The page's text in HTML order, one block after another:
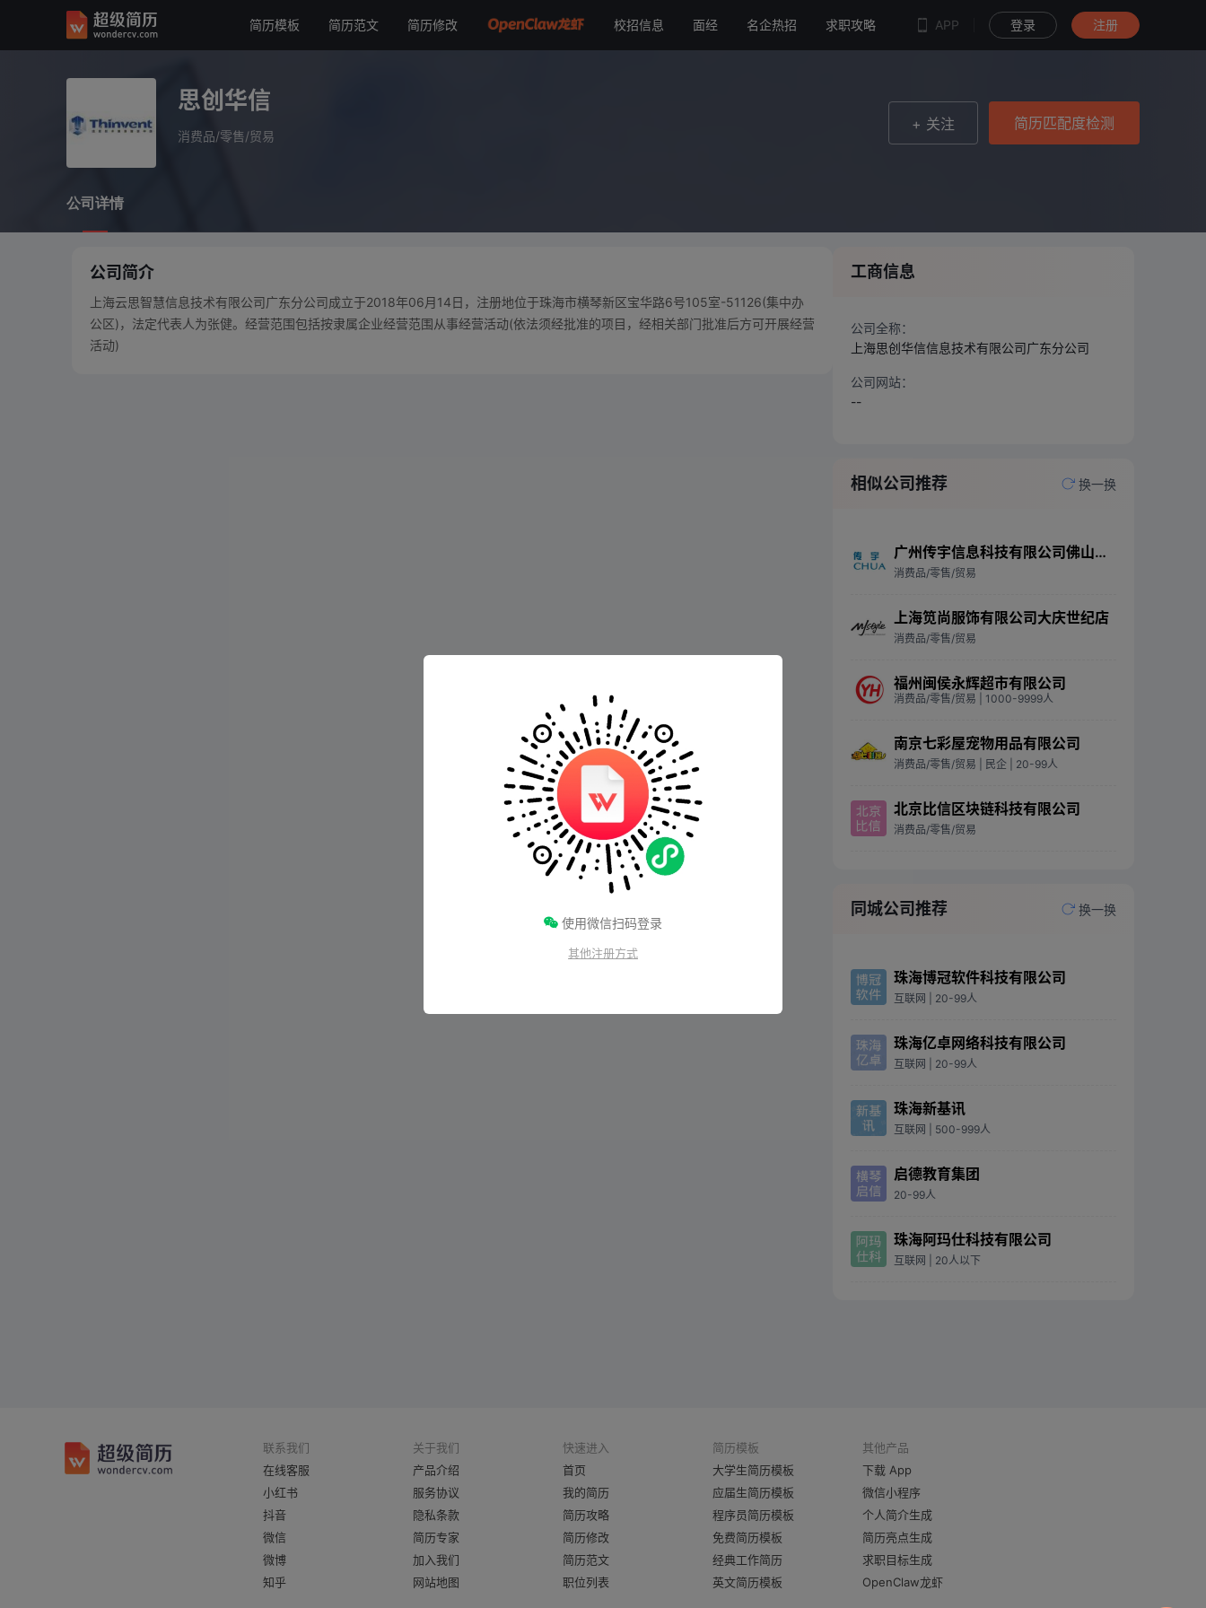
简历模板 简历范文 简历修改 校招信息 面经 名企热招 求职攻略 APP 登录 注册
思创华信
思创华信
消费品/零售/贸易
+ 关注 简历匹配度检测
公司详情
公司简介
上海云思智慧信息技术有限公司广东分公司成立于2018年06月14日，注册地位于珠海市横琴新区宝华路6号105室-51126(集中办
公区)，法定代表人为张健。经营范围包括按隶属企业经营范围从事经营活动(依法须经批准的项目，经相关部门批准后方可开展经营
活动)
工商信息
公司全称：
上海思创华信信息技术有限公司广东分公司
公司网站：
--
相似公司推荐 换一换
广州传宇信息科技有限公司佛山分公司
消费品/零售/贸易
上海笕尚服饰有限公司大庆世纪店
消费品/零售/贸易
福州闽侯永辉超市有限公司
消费品/零售/贸易 | 1000-9999人
南京七彩屋宠物用品有限公司
消费品/零售/贸易 | 民企 | 20-99人
北京比信区块链科技有限公司
消费品/零售/贸易
同城公司推荐 换一换
珠海博冠软件科技有限公司
互联网 | 20-99人
珠海亿卓网络科技有限公司
互联网 | 20-99人
珠海新基讯
互联网 | 500-999人
启德教育集团
20-99人
珠海阿玛仕科技有限公司
互联网 | 20人以下
使用微信扫码登录
其他注册方式
联系我们
在线客服
小红书
抖音
微信
微博
知乎
关于我们
产品介绍
服务协议
隐私条款
简历专家
加入我们
网站地图
快速进入
首页
我的简历
简历攻略
简历修改
简历范文
职位列表
简历模板
大学生简历模板
应届生简历模板
程序员简历模板
免费简历模板
经典工作简历
英文简历模板
其他产品
下载 App
微信小程序
个人简介生成
简历亮点生成
求职目标生成
OpenClaw龙虾